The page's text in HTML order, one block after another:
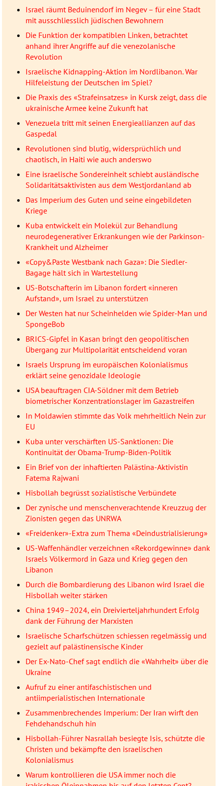
Israel räumt Beduinendorf im Negev – für eine Stadt
mit ausschliesslich jüdischen Bewohnern
Die Funktion der kompatiblen Linken, betrachtet
anhand ihrer Angriffe auf die venezolanische
Revolution
Israelische Kidnapping-Aktion im Nordlibanon. War
Hilfeleistung der Deutschen im Spiel?
Die Praxis des «Strafeinsatzes» in Kursk zeigt, dass die
ukrainische Armee keine Zukunft hat
Venezuela tritt mit seinen Energieallianzen auf das
Gaspedal
Revolutionen sind blutig, widersprüchlich und
chaotisch, in Haiti wie auch anderswo
Eine israelische Sondereinheit schiebt ausländische
Solidaritätsaktivisten aus dem Westjordanland ab
Das Imperium des Guten und seine eingebildeten
Kriege
Kuba entwickelt ein Molekül zur Behandlung
neurodegenerativer Erkrankungen wie der Parkinson-
Krankheit und Alzheimer
«Copy&Paste Westbank nach Gaza»: Die Siedler-
Bagage hält sich in Wartestellung
US-Botschafterin im Libanon fordert «inneren
Aufstand», um Israel zu unterstützen
Der Westen hat nur Scheinhelden wie Spider-Man und
SpongeBob
BRICS-Gipfel in Kasan bringt den geopolitischen
Übergang zur Multipolarität entscheidend voran
Israels Ursprung im europäischen Kolonialismus
erklärt seine genozidale Ideologie
USA beauftragen CIA-Söldner mit dem Betrieb
biometrischer Konzentrationslager im Gazastreifen
In Moldawien stimmte das Volk mehrheitlich Nein zur
EU
Kuba unter verschärften US-Sanktionen: Die
Kontinuität der Obama-Trump-Biden-Politik
Ein Brief von der inhaftierten Palästina-Aktivistin
Fatema Rajwani
Hisbollah begrüsst sozialistische Verbündete
Der zynische und menschenverachtende Kreuzzug der
Zionisten gegen das UNRWA
«Freidenker»-Extra zum Thema «Deindustrialisierung»
US-Waffenhändler verzeichnen «Rekordgewinne» dank
Israels Völkermord in Gaza und Krieg gegen den
Libanon
Durch die Bombardierung des Libanon wird Israel die
Hisbollah weiter stärken
China 1949–2024, ein Dreivierteljahrhundert Erfolg
dank der Führung der Marxisten
Israelische Scharfschützen schiessen regelmässig und
gezielt auf palästinensische Kinder
Der Ex-Nato-Chef sagt endlich die «Wahrheit» über die
Ukraine
Aufruf zu einer antifaschistischen und
antiimperialistischen Internationale
Zusammenbrechendes Imperium: Der Iran wirft den
Fehdehandschuh hin
Hisbollah-Führer Nasrallah besiegte Isis, schützte die
Christen und bekämpfte den israelischen
Kolonialismus
Warum kontrollieren die USA immer noch die